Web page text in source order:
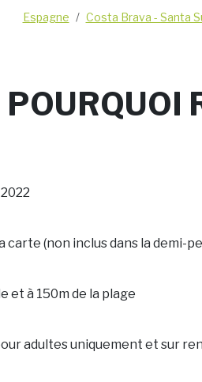
Espagne Costa Brava - Santa
POURQUOI
carte (non inclus dans la demi-
et à 150m de la plage
adultes uniquement et sur